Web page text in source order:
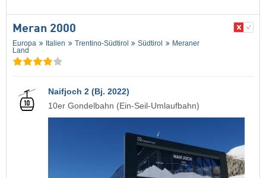
Meran 2000
Europa Italien Trentino-Südtirol Südtirol
Meraner
Land
Naifjoch 2 (Bj. 2022)
10er Gondelbahn (Ein-Seil-Umlaufbahn)